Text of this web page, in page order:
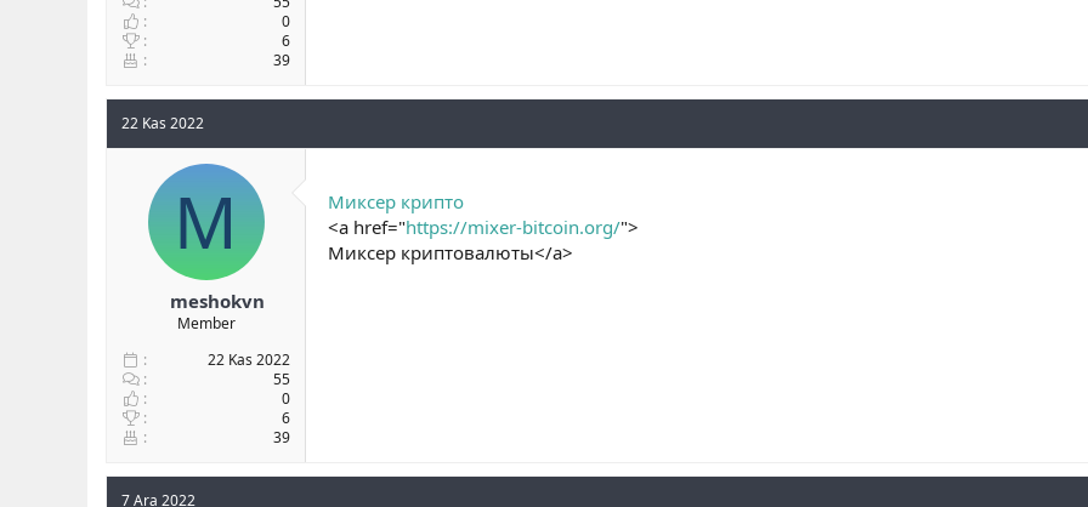
0
6
39
22 Kas 2022
M
meshokvn
Member
22 Kas 2022
55
0
6
39
Миксер крипто
<a href="https://mixer-bitcoin.org/">
Миксер криптовалюты</a>
7 Ara 2022